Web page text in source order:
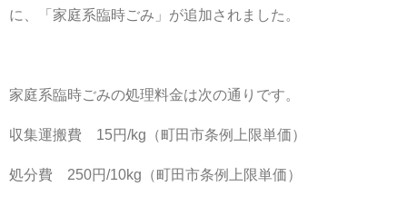
環境活動
に、「家庭系臨時ごみ」が追加されました。
家庭系臨時ごみの処理料金は次の通りです。
収集運搬費 15円/kg（町田市条例上限単価）
処分費 250円/10kg（町田市条例上限単価）